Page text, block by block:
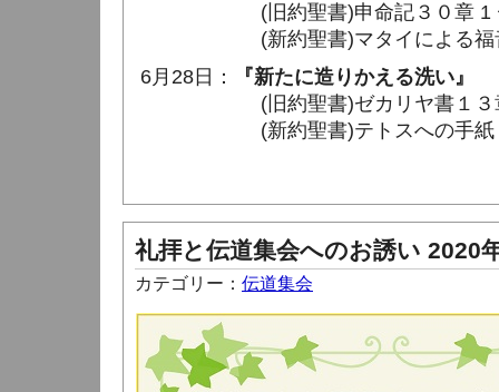
(旧約聖書)申命記３０章 1
(新約聖書)マタイによる福音
6月28日：
『新たに造りかえる洗い』
(旧約聖書)ゼカリヤ書１
(新約聖書)テトスへの手紙３
礼拝と伝道集会へのお誘い 2020
カテゴリー： 伝道集会